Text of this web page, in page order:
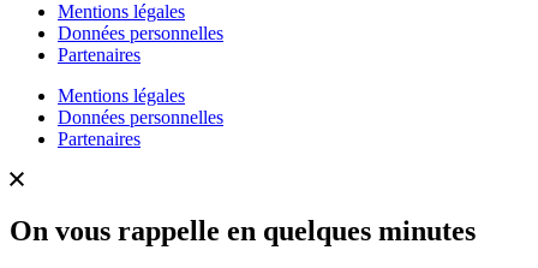
Mentions légales
Données personnelles
Partenaires
Mentions légales
Données personnelles
Partenaires
On vous rappelle en quelques minutes